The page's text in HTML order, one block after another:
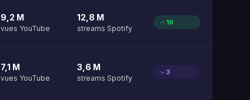
9,2 M
vues YouTube
12,8 M
streams Spotify
19
7,1 M
vues YouTube
3,6 M
streams Spotify
3